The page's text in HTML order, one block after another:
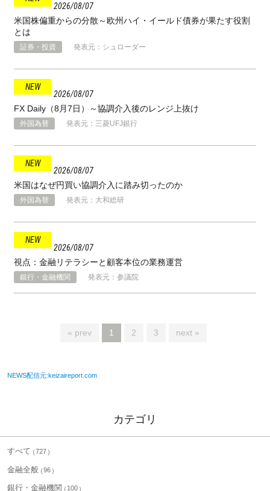
2026 08 07
米国株偏重からの分散～欧州ハイ・イールド債券が果たす役割
とは
証券・投資 発表元：シュローダー
2026 08 07
FX Daily（8月7日）～協調介入後のレンジ上抜け
外国為替 発表元：三菱UFJ銀行
2026 08 07
米国はなぜ円買い協調介入に踏み切ったのか
外国為替 発表元：大和総研
2026 08 07
視点：金融リテラシーと顧客本位の業務運営
銀行・金融機関 発表元：参議院
« prev 1 2 3 next »
NEWS配信元:keizaireport.com
カテゴリ
すべて 727
金融全般 96
銀行・金融機関 100